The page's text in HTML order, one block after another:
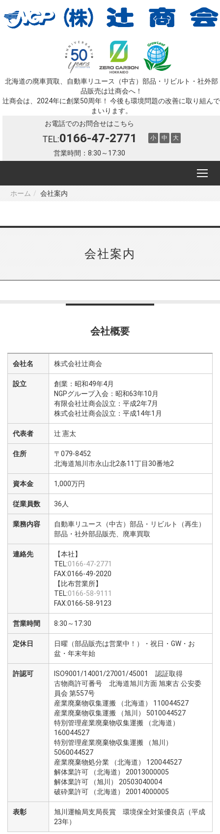
北海道の廃車買取、自動車リユース（中古）部品・リビルト・社外部
品販売は辻󠄀商会へ！
辻󠄀商会は、2024年に創業50周年！ 今後も環境問題の改善に取り組んで
まいります。
お電話でのお問合せはこちら
TEL:0166-47-2771
営業時間：8:30～17:30
小 中 大
ホーム 会社案内
会社案内
会社概要
会社名 株式会社辻󠄀商会
設立
創業：昭和49年4月
NGPグループ入会：昭和63年10月
有限会社辻󠄀商会設立：平成2年7月
株式会社辻󠄀商会設立：平成14年1月
代表者 辻󠄀 憲太
住所
〒079-8452
北海道旭川市永山北2条11丁目30番地2
資本金 1,000万円
従業員数 36人
業務内容
自動車リユース（中古）部品・リビルト（再生）
部品・社外部品販売、廃車買取
連絡先
【本社】
TEL:0166-47-2771
FAX:0166-49-2020
【比布営業所】
TEL:0166-58-9111
FAX:0166-58-9123
営業時間 8:30～17:30
定休日
日曜（部品販売は営業中！）・祝日・GW・お
盆・年末年始
許認可
ISO9001/14001/27001/45001 認証取得
古物商許可番号 北海道旭川方面 旭東古 公安委
員会 第557号
産業廃棄物収集運搬 （北海道） 110044527
産業廃棄物収集運搬 （旭川） 5010044527
特別管理産業廃棄物収集運搬 （北海道）
160044527
特別管理産業廃棄物収集運搬 （旭川）
5060044527
産業廃棄物処分業 （北海道） 120044527
解体業許可 （北海道） 20013000005
解体業許可 （旭川） 20503040004
破砕業許可 （北海道） 20014000005
表彰
旭川運輸局支局長賞 環境保全対策優良店（平成
23年）